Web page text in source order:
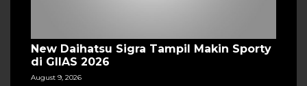
New Daihatsu Sigra Tampil Makin Sporty
di GIIAS 2026
August 9, 2026